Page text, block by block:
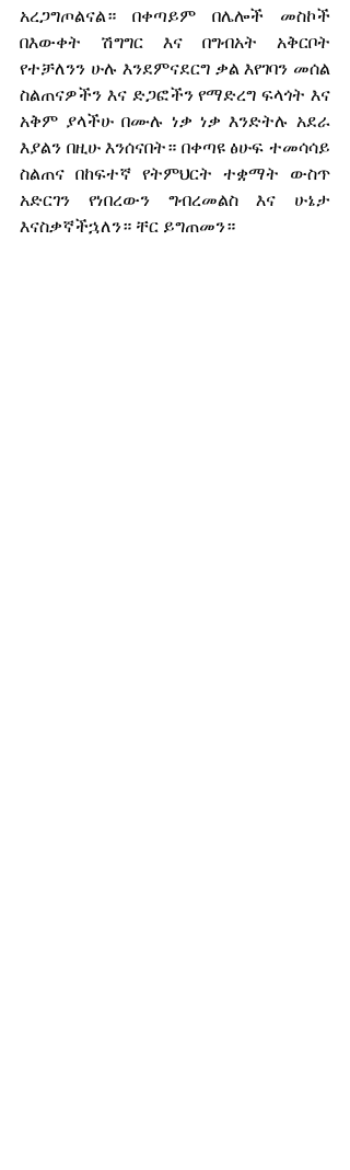
አረጋግጦልናል። በቀጣይም በሌሎች መስኮች
በእውቀት ሽግግር እና በግብአት አቅርቦት
የተቻለንን ሁሉ እንደምናደርግ ቃል እየገባን መሰል
ስልጠናዎችን እና ድጋፎችን የማድረግ ፍላጎት እና
አቅም ያላችሁ በሙሉ ነቃ ነቃ እንድትሉ አደራ
እያልን በዚሁ እንሰናበት። በቀጣዩ ፅሁፍ ተመሳሳይ
ስልጠና በከፍተኛ የትምህርት ተቋማት ውስጥ
አድርገን የነበረውን ግብረመልስ እና ሁኔታ
እናስቃኛችኋለን። ቸር ይግጠመን።